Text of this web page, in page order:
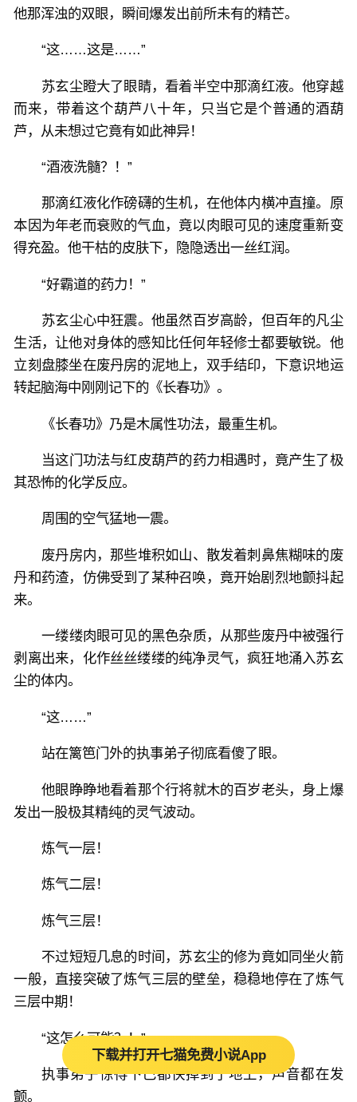
他那浑浊的双眼，瞬间爆发出前所未有的精芒。
“这……这是……”
苏玄尘瞪大了眼睛，看着半空中那滴红液。他穿越
而来，带着这个葫芦八十年，只当它是个普通的酒葫
芦，从未想过它竟有如此神异！
“酒液洗髓？！”
那滴红液化作磅礴的生机，在他体内横冲直撞。原
本因为年老而衰败的气血，竟以肉眼可见的速度重新变
得充盈。他干枯的皮肤下，隐隐透出一丝红润。
“好霸道的药力！”
苏玄尘心中狂震。他虽然百岁高龄，但百年的凡尘
生活，让他对身体的感知比任何年轻修士都要敏锐。他
立刻盘膝坐在废丹房的泥地上，双手结印，下意识地运
转起脑海中刚刚记下的《长春功》。
《长春功》乃是木属性功法，最重生机。
当这门功法与红皮葫芦的药力相遇时，竟产生了极
其恐怖的化学反应。
周围的空气猛地一震。
废丹房内，那些堆积如山、散发着刺鼻焦糊味的废
丹和药渣，仿佛受到了某种召唤，竟开始剧烈地颤抖起
来。
一缕缕肉眼可见的黑色杂质，从那些废丹中被强行
剥离出来，化作丝丝缕缕的纯净灵气，疯狂地涌入苏玄
尘的体内。
“这……”
站在篱笆门外的执事弟子彻底看傻了眼。
他眼睁睁地看着那个行将就木的百岁老头，身上爆
发出一股极其精纯的灵气波动。
炼气一层！
炼气二层！
炼气三层！
不过短短几息的时间，苏玄尘的修为竟如同坐火箭
一般，直接突破了炼气三层的壁垒，稳稳地停在了炼气
三层中期！
“这怎么可能？！”
执事弟子惊得下巴都快掉到了地上，声音都在发
颤。
下载并打开七猫免费小说App